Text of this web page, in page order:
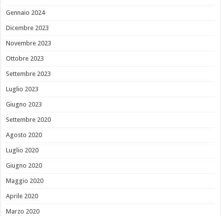
Gennaio 2024
Dicembre 2023
Novembre 2023
Ottobre 2023
Settembre 2023
Luglio 2023
Giugno 2023
Settembre 2020
Agosto 2020
Luglio 2020
Giugno 2020
Maggio 2020
Aprile 2020
Marzo 2020